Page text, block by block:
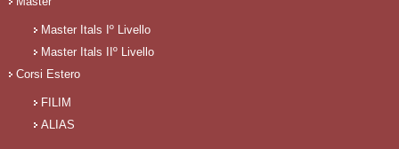
Master Itals Iº Livello
Master Itals IIº Livello
Corsi Estero
FILIM
ALIAS